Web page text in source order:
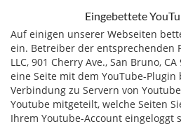
Eingebettete
Auf einigen unserer Webseiten
ein. Betreiber der entsprechenden
LLC, 901 Cherry Ave., San Bruno,
eine Seite mit dem YouTube-
Verbindung zu Servern von
Youtube mitgeteilt, welche Seiten
Ihrem Youtube-Account eingeloggt